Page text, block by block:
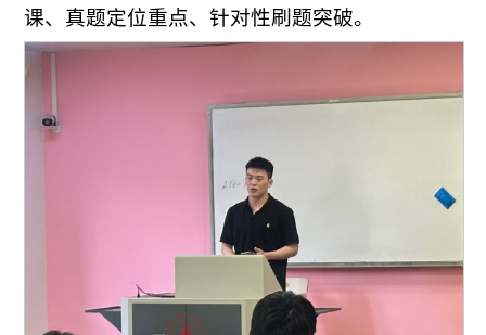
课、真题定位重点、针对性刷题突破。